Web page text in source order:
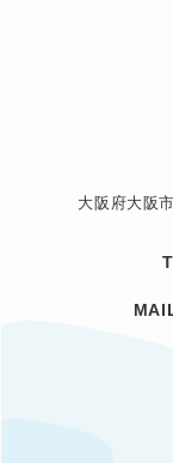
大阪府大阪